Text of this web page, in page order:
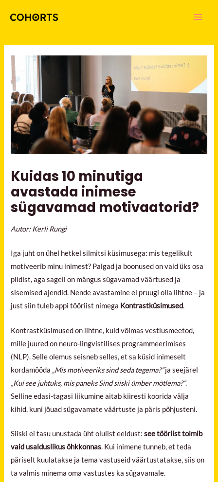
Kuidas 10 minutiga
avastada inimese
sügavamad motivaatorid?
Autor: Kerli Rungi
Iga juht on ühel hetkel silmitsi küsimusega: mis tegelikult
motiveerib minu inimest? Palgad ja boonused on vaid üks osa
pildist, aga sageli on mängus sügavamad väärtused ja
sisemised ajendid. Nende avastamine ei pruugi olla lihtne – ja
just siin tuleb appi tööriist nimega Kontrastküsimused.
Kontrastküsimused on lihtne, kuid võimas vestlusmeetod,
mille juured on neuro-lingvistilises programmeerimises
(NLP). Selle olemus seisneb selles, et sa küsid inimeselt
kordamööda „Mis motiveeriks sind seda tegema?”ja seejärel
„Kui see juhtuks, mis paneks Sind siiski ümber mõtlema?”.
Selline edasi-tagasi liikumine aitab kiiresti koorida välja
kihid, kuni jõuad sügavamate väärtuste ja päris põhjusteni.
Siiski ei tasu unustada üht olulist eeldust:see tööriist toimib
vaid usalduslikus õhkkonnas. Kui inimene tunneb, et teda
päriselt kuulatakse ja tema vastuseid väärtustatakse, siis on
ta valmis minema oma vastustes ka sügavamale.